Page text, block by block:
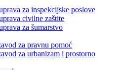
za inspekcijske poslove
civilne zaštite
za šumarstvo
za pravnu pomoć
za urbanizam i prostorno